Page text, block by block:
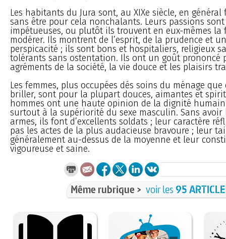
Les habitants du Jura sont, au XIXe siècle, en général
sans être pour cela nonchalants. Leurs passions
impétueuses, ou plutôt ils trouvent en eux-mêmes la
modérer. Ils montrent de l’esprit, de la prudence et
perspicacité ; ils sont bons et hospitaliers, religieux
tolérants sans ostentation. Ils ont un goût prononcé
agréments de la société, la vie douce et les plaisirs
Les femmes, plus occupées dés soins du ménage
briller, sont pour la plupart douces, aimantes et
hommes ont une haute opinion de la dignité
surtout à la supériorité du sexe masculin. Sans avoir
armes, ils font d’excellents soldats ; leur caractère
pas les actes de la plus audacieuse bravoure ; leur
généralement au-dessus de la moyenne et leur
vigoureuse et saine.
Même rubrique > voir les95